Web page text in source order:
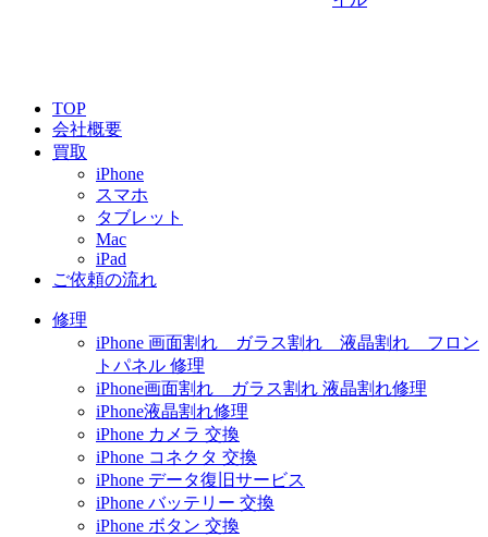
TOP
会社概要
買取
iPhone
スマホ
タブレット
Mac
iPad
ご依頼の流れ
修理
iPhone 画面割れ ガラス割れ 液晶割れ フロン
トパネル 修理
iPhone画面割れ ガラス割れ 液晶割れ修理
iPhone液晶割れ修理
iPhone カメラ 交換
iPhone コネクタ 交換
iPhone データ復旧サービス
iPhone バッテリー 交換
iPhone ボタン 交換